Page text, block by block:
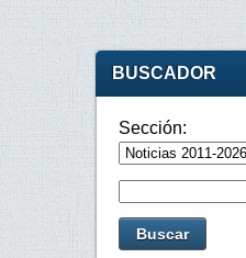
BUSCADOR
Sección: